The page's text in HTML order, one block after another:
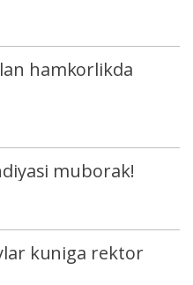
hamkorlikda
muborak!
kuniga rektor